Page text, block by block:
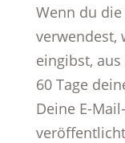
Wenn du
verwendest,
eingibst,
60 Tage
Deine E-